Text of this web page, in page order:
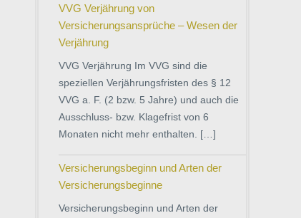
VVG Verjährung von
Versicherungsansprüche – Wesen der
Verjährung
VVG Verjährung Im VVG sind die
speziellen Verjährungsfristen des § 12
VVG a. F. (2 bzw. 5 Jahre) und auch die
Ausschluss- bzw. Klagefrist von 6
Monaten nicht mehr enthalten. […]
Versicherungsbeginn und Arten der
Versicherungsbeginne
Versicherungsbeginn und Arten der